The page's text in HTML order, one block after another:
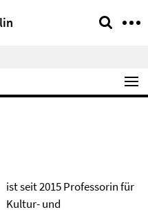
ist seit 2015 Professorin für
Kultur- und